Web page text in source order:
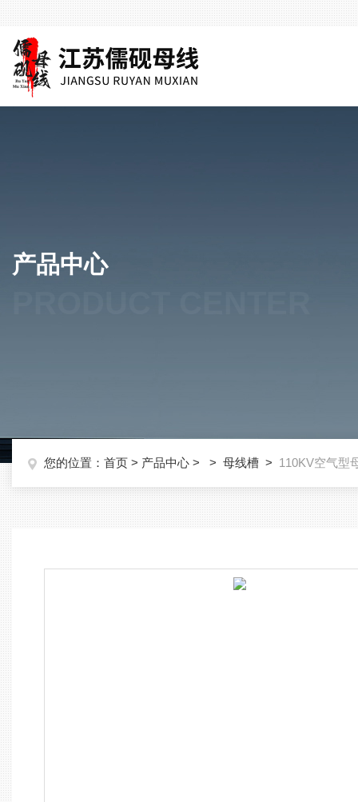
产品中心
您的位置： 首页 > 产品中心 > > 母线槽 > 110KV空气型